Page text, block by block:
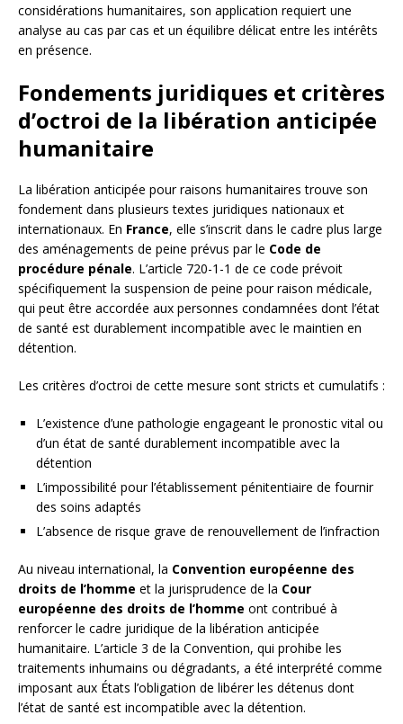
considérations humanitaires, son application requiert une
analyse au cas par cas et un équilibre délicat entre les intérêts
en présence.
Fondements juridiques et critères
d’octroi de la libération anticipée
humanitaire
La libération anticipée pour raisons humanitaires trouve son
fondement dans plusieurs textes juridiques nationaux et
internationaux. En France, elle s’inscrit dans le cadre plus large
des aménagements de peine prévus par le Code de
procédure pénale. L’article 720-1-1 de ce code prévoit
spécifiquement la suspension de peine pour raison médicale,
qui peut être accordée aux personnes condamnées dont l’état
de santé est durablement incompatible avec le maintien en
détention.
Les critères d’octroi de cette mesure sont stricts et cumulatifs :
L’existence d’une pathologie engageant le pronostic vital ou
d’un état de santé durablement incompatible avec la
détention
L’impossibilité pour l’établissement pénitentiaire de fournir
des soins adaptés
L’absence de risque grave de renouvellement de l’infraction
Au niveau international, la Convention européenne des
droits de l’homme et la jurisprudence de la Cour
européenne des droits de l’homme ont contribué à
renforcer le cadre juridique de la libération anticipée
humanitaire. L’article 3 de la Convention, qui prohibe les
traitements inhumains ou dégradants, a été interprété comme
imposant aux États l’obligation de libérer les détenus dont
l’état de santé est incompatible avec la détention.